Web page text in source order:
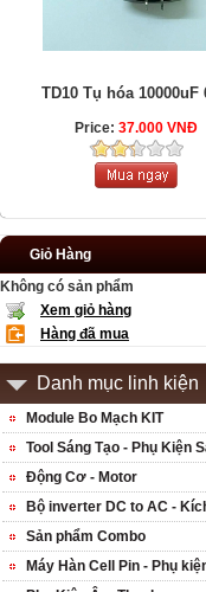
TD10 Tụ hóa 10000uF
Price: 37.000 VNĐ
Giỏ Hàng
Không có sản phẩm
Xem giỏ hàng
Hàng đã mua
Danh mục linh kiện
Module Bo Mạch KIT
Tool Sáng Tạo - Phụ Kiện
Động Cơ - Motor
Bộ inverter DC to AC -
Sản phẩm Combo
Máy Hàn Cell Pin - Phụ